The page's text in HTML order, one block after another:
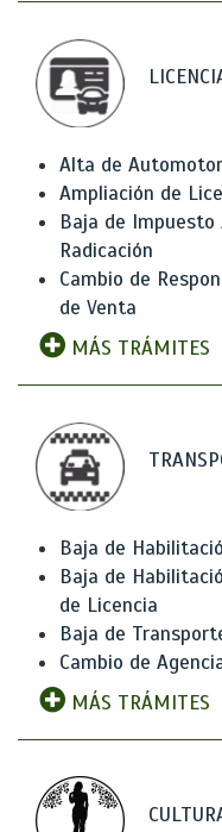
Alta de Automotor
Ampliación de
Baja de
Radicación
Cambio de
de Venta
MÁS TRÁMITES
Baja de
Baja de
de Licencia
Baja de
Cambio de
MÁS TRÁMITES